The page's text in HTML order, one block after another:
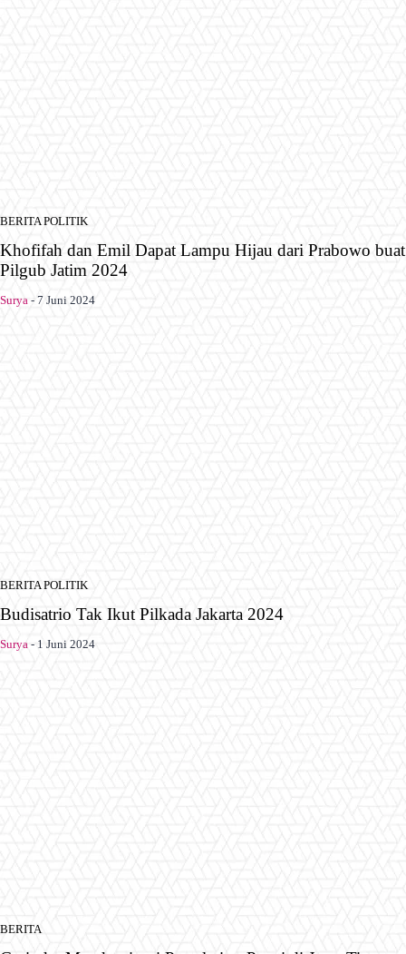
BERITA POLITIK
Khofifah dan Emil Dapat Lampu Hijau dari Prabowo buat
Pilgub Jatim 2024
Surya - 7 Juni 2024
BERITA POLITIK
Budisatrio Tak Ikut Pilkada Jakarta 2024
Surya - 1 Juni 2024
BERITA